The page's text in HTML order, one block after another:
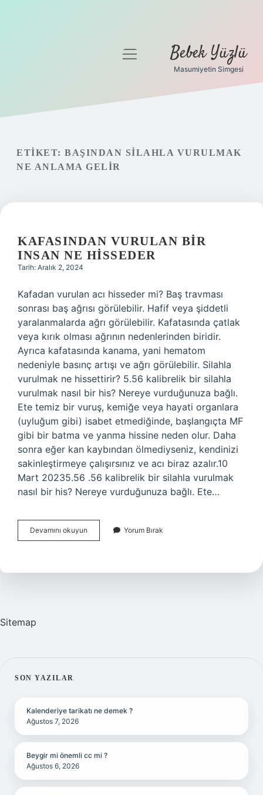
Gizlilik Politikası
menüyü
Bebek Yüzlü
Masumiyetin Simgesi
ETIKET: BAŞINDAN SILAHLA VURULMAK
NE ANLAMA GELIR
KAFASINDAN VURULAN BIR
INSAN NE HISSEDER
Tarih: Aralık 2, 2024
Kafadan vurulan acı hisseder mi? Baş travması
sonrası baş ağrısı görülebilir. Hafif veya şiddetli
yaralanmalarda ağrı görülebilir. Kafatasında çatlak
veya kırık olması ağrının nedenlerinden biridir.
Ayrıca kafatasında kanama, yani hematom
nedeniyle basınç artışı ve ağrı görülebilir. Silahla
vurulmak ne hissettirir? 5.56 kalibrelik bir silahla
vurulmak nasıl bir his? Nereye vurduğunuza bağlı.
Ete temiz bir vuruş, kemiğe veya hayati organlara
(uyluğum gibi) isabet etmediğinde, başlangıçta MF
gibi bir batma ve yanma hissine neden olur. Daha
sonra eğer kan kaybından ölmediyseniz, kendinizi
sakinleştirmeye çalışırsınız ve acı biraz azalır.10
Mart 20235.56 .56 kalibrelik bir silahla vurulmak
nasıl bir his? Nereye vurduğunuza bağlı. Ete…
Devamını okuyun Kafasından
Vurulan
Ne
Yorum Bırak
Sitemap
SIDEBAR
SON YAZILAR
Kalenderiye tarikatı ne demek ?
Ağustos 7, 2026
Beygir mi önemli cc mi ?
Ağustos 6, 2026